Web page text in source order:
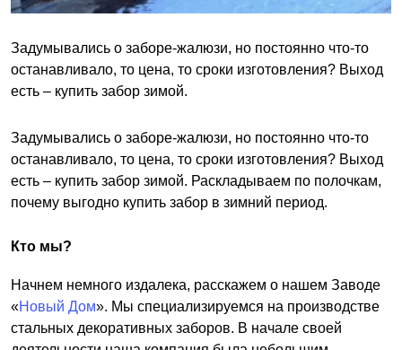
Задумывались о заборе-жалюзи, но постоянно что-то
останавливало, то цена, то сроки изготовления? Выход
есть – купить забор зимой.
Задумывались о заборе-жалюзи, но постоянно что-то
останавливало, то цена, то сроки изготовления? Выход
есть – купить забор зимой. Раскладываем по полочкам,
почему выгодно купить забор в зимний период.
Кто мы?
Начнем немного издалека, расскажем о нашем Заводе
«Новый Дом». Мы специализируемся на производстве
стальных декоративных заборов. В начале своей